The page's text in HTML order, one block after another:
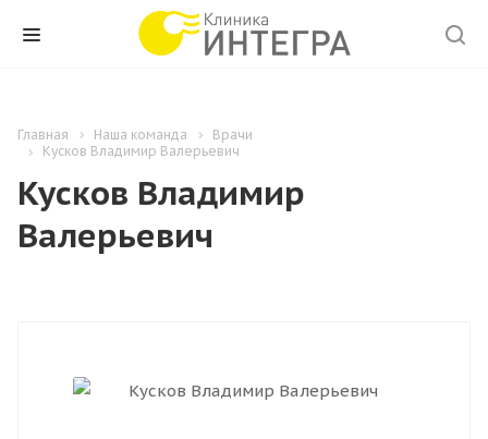
Главная Наша команда
Врачи
Кусков Владимир Валерьевич
Кусков Владимир
Валерьевич